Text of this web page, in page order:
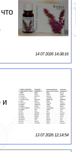
14 07 2026 14:38:16
и
13 07 2026 12:14:54